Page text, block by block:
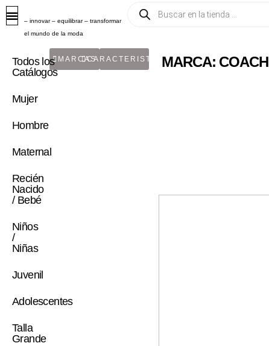
– innovar – equilibrar – transformar
el mundo de la moda
Todos los
Catálogos
Mujer
Hombre
Maternal
Recién
Nacido
/ Bebé
Niños
/
Niñas
Juvenil
Adolescentes
Talla
Grande
MARCASCARACTERISTICAMARCA: COACH